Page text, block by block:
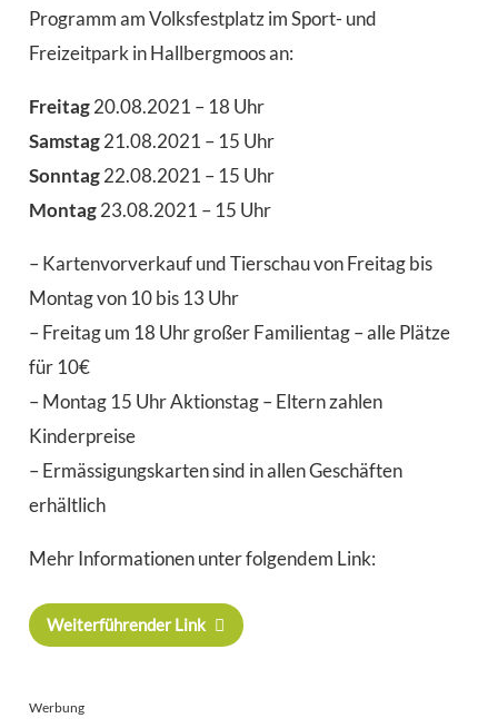
Programm am Volksfestplatz im Sport- und
Freizeitpark in Hallbergmoos an:
Freitag20.08.2021 – 18 Uhr
Samstag21.08.2021 – 15 Uhr
Sonntag22.08.2021 – 15 Uhr
Montag23.08.2021 – 15 Uhr
– Kartenvorverkauf und Tierschau von Freitag bis
Montag von 10 bis 13 Uhr
– Freitag um 18 Uhr großer Familientag – alle Plätze
für 10€
– Montag 15 Uhr Aktionstag – Eltern zahlen
Kinderpreise
– Ermässigungskarten sind in allen Geschäften
erhältlich
Mehr Informationen unter folgendem Link:
Weiterführender Link
Werbung